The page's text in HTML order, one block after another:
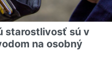
starostlivosť sú v
na osobný